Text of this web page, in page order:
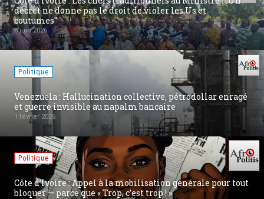
[Communiqué] 80ème fête #Victoire2025 : La Chine «
marche » pour la Justice, l’Équité et la Paix
27 août 2025
Politique
Conflit Russie-Ukraine : Trump dévoile la carte de la
nouvelle Ukraine pour une paix durable
19 août 2025
Internet
La militarisation de l'Internet en Europe : la fin de la «
Swiss Privacy » et l'exil de PROTON MAIL